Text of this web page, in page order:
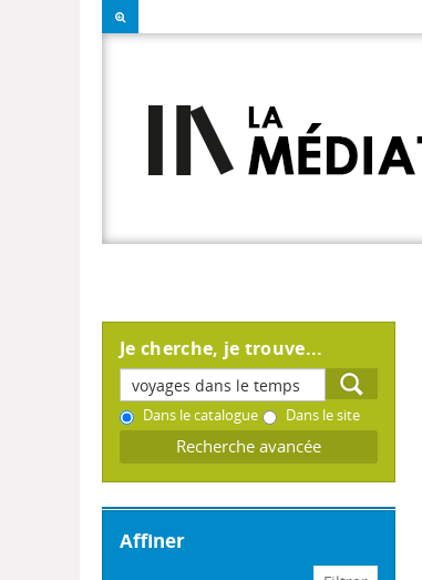
Je cherche, je trouve...
Dans le catalogue Dans le site
Recherche avancée
affiner